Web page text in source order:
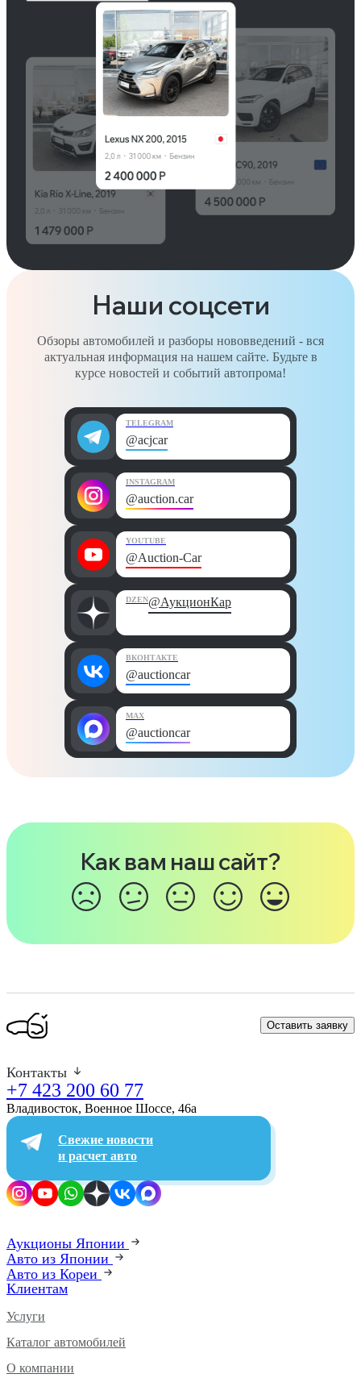
Наши соцсети
Обзоры автомобилей и разборы нововведений - вся
актуальная информация на нашем сайте. Будьте в
курсе новостей и событий автопрома!
TELEGRAM
@acjcar
INSTAGRAM
@auction.car
YOUTUBE
@Auction-Car
DZEN@АукционКар
ВКОНТАКТЕ
@auctioncar
MAX
@auctioncar
Как вам наш сайт?
Оставить заявку
Контакты
+7 423 200 60 77
Владивосток, Военное Шоссе, 46а​
Свежие новости
и расчет авто
Аукционы Японии
Авто из Японии
Авто из Кореи
Клиентам
Услуги
Каталог автомобилей
О компании